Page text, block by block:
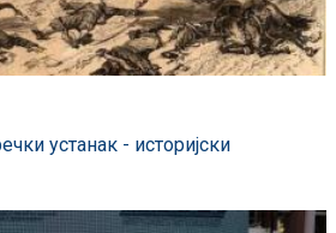
устанак - историјски